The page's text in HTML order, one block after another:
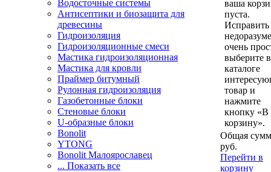
Водосточные системы
Антисептики и биозащита для
древесины
Гидроизоляция
Гидроизоляционные смеси
Мастика гидроизоляционная
Мастика для кровли
Праймер битумный
Рулонная гидроизоляция
Газобетонные блоки
Стеновые блоки
U-образные блоки
Bonolit
YTONG
Bonolit Малоярославец
... Показать все
ваша
пуста.
Исправить
очень
выберите в
каталоге
товар и
нажмите
кнопку «В
корзину».
Общая
руб.
Перейти в
корзину